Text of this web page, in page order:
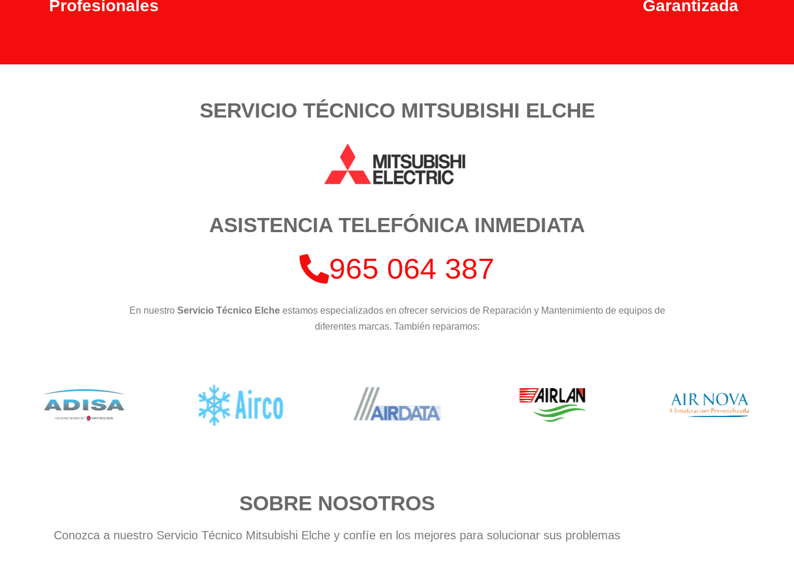
Profesionales
Garantizada
SERVICIO TÉCNICO MITSUBISHI ELCHE
ASISTENCIA TELEFÓNICA INMEDIATA
965 064 387
En nuestro Servicio Técnico Elcheestamos especializados en ofrecer servicios de Reparación y Mantenimiento de equipos de
diferentes marcas. También reparamos:
SOBRE NOSOTROS
Conozca a nuestro Servicio Técnico Mitsubishi Elche y confíe en los mejores para solucionar sus problemas